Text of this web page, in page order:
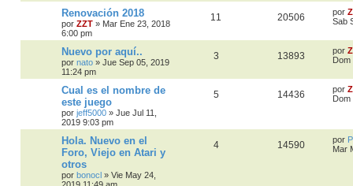
Renovación 2018
por ZZT » Mar Ene 23, 2018
6:00 pm
11 20506 por
Sab
Nuevo por aquí..
por nato » Jue Sep 05, 2019
11:24 pm
3 13893 por
Cual es el nombre de
este juego
por jeff5000 » Jue Jul 11,
2019 9:03 pm
5 14436 por
Hola. Nuevo en el
Foro, Viejo en Atari y
otros
por bonocl » Vie May 24,
4 14590 por
Mar